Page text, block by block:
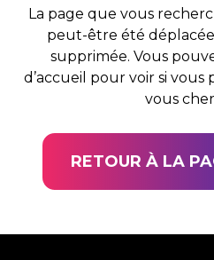
La page que vous
peut-être été
supprimée. Vous
d’accueil pour voir si
vous
RETOUR À LA